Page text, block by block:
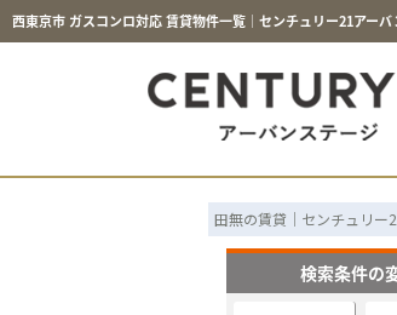
西東京市 ガスコンロ対応 賃貸物件一覧｜センチュリー21アー
田無の賃貸｜センチュリー
検索条件の